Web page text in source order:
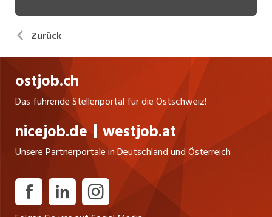
Zurück
ostjob.ch
Das führende Stellenportal für die Ostschweiz!
nicejob.de westjob.at
Unsere Partnerportale in Deutschland und Österreich